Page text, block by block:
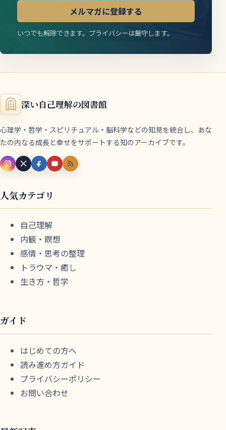
メルマガに登録する
いつでも解除できます。プライバシーは厳守します。
深い自己理解の図書館
心理学・哲学・スピリチュアル・脳科学などの知見を統合し、あな
たの内なる成長と幸せをサポートする知のアーカイブです。
人気カテゴリ
自己理解
内観・瞑想
感情・思考の整理
トラウマ・癒し
生き方・哲学
ガイド
はじめての方へ
読み進め方ガイド
プライバシーポリシー
お問い合わせ